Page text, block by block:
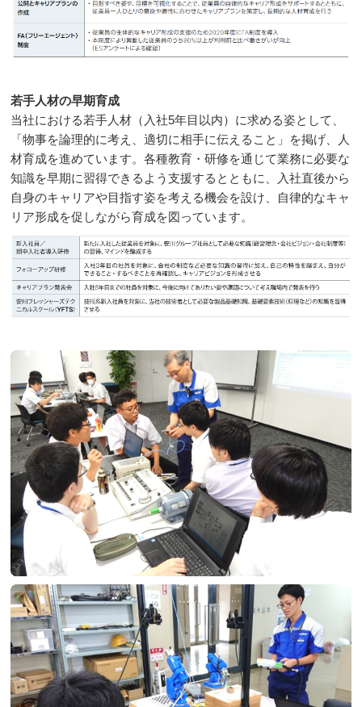
若手人材の早期育成
当社における若手人材（入社5年目以内）に求める姿として、
「物事を論理的に考え、適切に相手に伝えること」を掲げ、人
材育成を進めています。各種教育・研修を通じて業務に必要な
知識を早期に習得できるよう支援するとともに、入社直後から
自身のキャリアや目指す姿を考える機会を設け、自律的なキャ
リア形成を促しながら育成を図っています。